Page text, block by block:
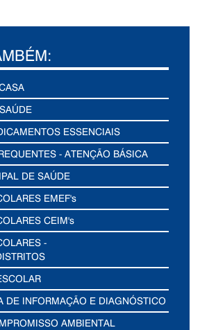
ESSENCIAIS
- ATENÇÃO BÁSICA
DE SAÚDE
EMEF's
CEIM's
-
DE INFORMAÇÃO E DIAGNÓSTICO
AMBIENTAL